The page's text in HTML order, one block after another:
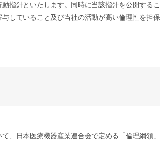
指針といたします。同時に当該指針を公開する
していること及び当社の活動が高い倫理性を担
、日本医療機器産業連合会で定める「倫理綱領